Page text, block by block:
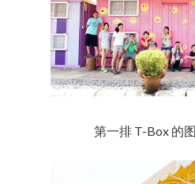
第一排 T-Box 的